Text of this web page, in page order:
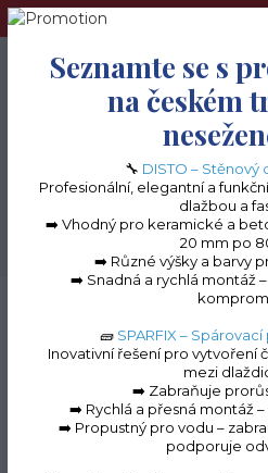
➢Terče pod dlažbu naleznete na
+420 605 740 744
Stěnový dilatační profil "DISTO"
Stěnový
plastový
caramel RAL
Seznamte se s
na českém
🔧 DISTO – Stěnový
Profesionální, elegantní a
dlažbou a
➡️ Vhodný pro keramické a
20 mm po
➡️ Různé výšky a barvy
➡️ Snadná a rychlá montáž
🧱 SPARFIX –
Inovativní řešení pro vytvoření
mezi
➡️ Zabraňuje
➡️ Rychlá a přesná montáž
➡️ Propustný pro vodu –
podporuje